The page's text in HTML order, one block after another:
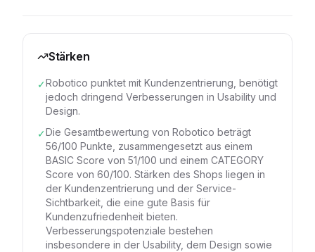
Stärken
✓Robotico punktet mit Kundenzentrierung, benötigt
jedoch dringend Verbesserungen in Usability und
Design.
✓Die Gesamtbewertung von Robotico beträgt
56/100 Punkte, zusammengesetzt aus einem
BASIC Score von 51/100 und einem CATEGORY
Score von 60/100. Stärken des Shops liegen in
der Kundenzentrierung und der Service-
Sichtbarkeit, die eine gute Basis für
Kundenzufriedenheit bieten.
Verbesserungspotenziale bestehen
insbesondere in der Usability, dem Design sowie